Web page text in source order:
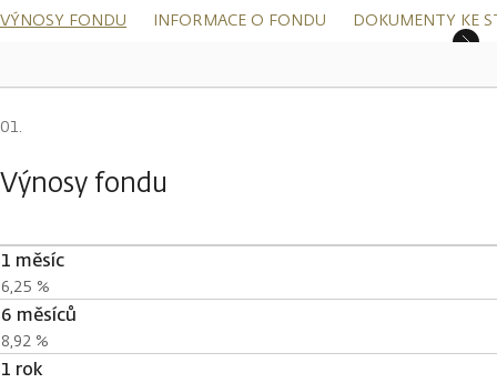
VÝNOSY FONDU INFORMACE O FONDU DOKUMENTY KE
Výnosy fondu
1 měsíc
6,25 %
6 měsíců
8,92 %
1 rok